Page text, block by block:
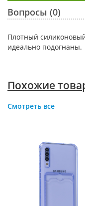
Вопросы (0)
Плотный
идеально подогнаны.
Похожие
Смотреть все